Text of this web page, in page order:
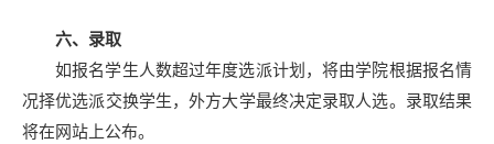
六、录取
如报名学生人数超过年度选派计划，将由学院根据报名情
况择优选派交换学生，外方大学最终决定录取人选。录取结果
将在网站上公布。